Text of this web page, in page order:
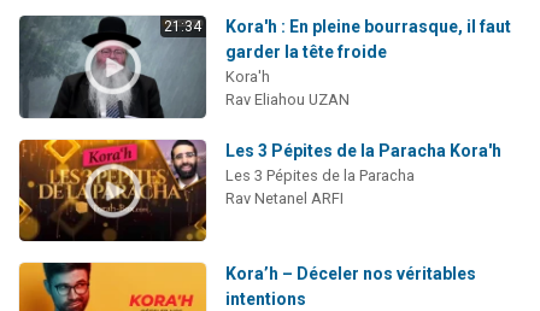
21:34
Kora'h : En pleine bourrasque, il faut
garder la tête froide
Kora'h
Rav Eliahou UZAN
Les 3 Pépites de la Paracha Kora'h
Les 3 Pépites de la Paracha
Rav Netanel ARFI
Kora’h – Déceler nos véritables
intentions